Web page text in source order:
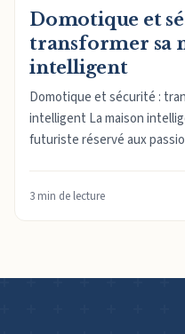
Domotique et
transformer sa
intelligent
Domotique et sécurité :
intelligent La maison
futuriste réservé aux
3 min de lecture